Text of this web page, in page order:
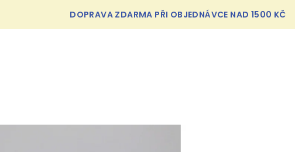
DOPRAVA ZDARMA PŘI OBJEDNÁVCE NAD 1500 KČ